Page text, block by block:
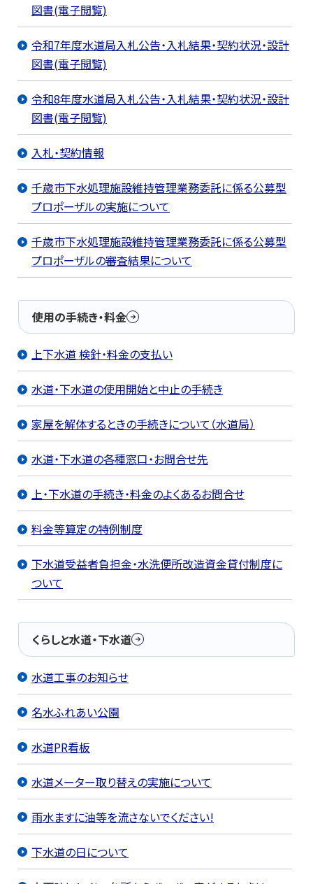
図書(電子閲覧)
令和7年度水道局入札公告・入札結果・契約状況・設計
図書(電子閲覧)
令和8年度水道局入札公告・入札結果・契約状況・設計
図書(電子閲覧)
入札・契約情報
千歳市下水処理施設維持管理業務委託に係る公募型
プロポーザルの実施について
千歳市下水処理施設維持管理業務委託に係る公募型
プロポーザルの審査結果について
使用の手続き・料金
上下水道 検針・料金の支払い
水道・下水道の使用開始と中止の手続き
家屋を解体するときの手続きについて（水道局）
水道・下水道の各種窓口・お問合せ先
上・下水道の手続き・料金のよくあるお問合せ
料金等算定の特例制度
下水道受益者負担金・水洗便所改造資金貸付制度に
ついて
くらしと水道・下水道
水道工事のお知らせ
名水ふれあい公園
水道PR看板
水道メーター取り替えの実施について
雨水ますに油等を流さないでください!
下水道の日について